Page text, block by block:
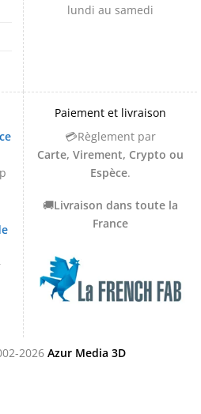
lundi au samedi
Paiement et livraison
💳Règlement par
Carte, Virement, Crypto ou
Espèce.
🚚Livraison dans toute la
France
2026 Azur Media 3D